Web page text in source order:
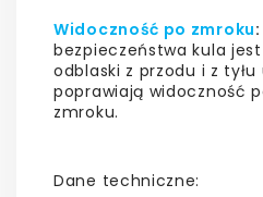
Widoczność po zmroku:
bezpieczeństwa kula
odblaski z przodu i z
poprawiają widoczność
zmroku.
Dane techniczne: